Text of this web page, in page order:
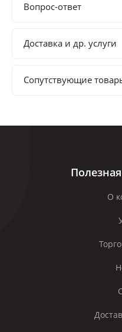
Вопрос-ответ
Доставка и др. услуги
Сопутствующие
О